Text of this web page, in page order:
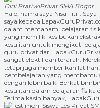
Dini PratiwiPrivat SMA Bogor
Halo, nama saya Nisa Fitri.
saya kepada
dalam memahami pelajaran
yang memiliki kesibukan
kesulitan untuk mengikuti
guru privat dari
sangat efektif dan terarah.
tetapi juga memberikan
pembelajaran yang membantu
dengan lebih baik. Berkat
kesulitan dalam pelajaran fisika
Terima kasih banyak,